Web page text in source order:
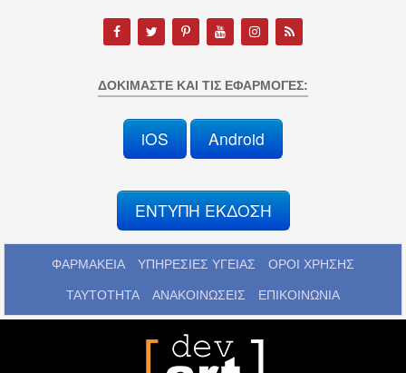
ΔΟΚΙΜΆΣΤΕ ΚΑΙ ΤΙΣ ΕΦΑΡΜΟΓΈΣ:
iOS Android
ΕΝΤΥΠΗ ΕΚΔΟΣΗ
ΦΑΡΜΑΚΕΙΑ ΥΠΗΡΕΣΙΕΣ ΥΓΕΙΑΣ ΟΡΟΙ ΧΡΗΣΗΣ
ΤΑΥΤΟΤΗΤΑ ΑΝΑΚΟΙΝΩΣΕΙΣ ΕΠΙΚΟΙΝΩΝΙΑ